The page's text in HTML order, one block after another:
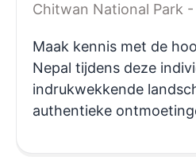
Chitwan National Park
Maak kennis met de
Nepal tijdens deze
indrukwekkende
authentieke